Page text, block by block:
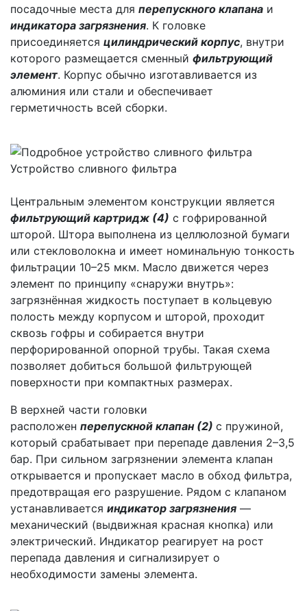
посадочные места для перепускного клапана и
индикатора загрязнения. К головке
присоединяется цилиндрический корпус, внутри
которого размещается сменный фильтрующий
элемент. Корпус обычно изготавливается из
алюминия или стали и обеспечивает
герметичность всей сборки.
Устройство сливного фильтра
Центральным элементом конструкции является
фильтрующий картридж (4) с гофрированной
шторой. Штора выполнена из целлюлозной бумаги
или стекловолокна и имеет номинальную тонкость
фильтрации 10–25 мкм. Масло движется через
элемент по принципу «снаружи внутрь»:
загрязнённая жидкость поступает в кольцевую
полость между корпусом и шторой, проходит
сквозь гофры и собирается внутри
перфорированной опорной трубы. Такая схема
позволяет добиться большой фильтрующей
поверхности при компактных размерах.
В верхней части головки
расположен перепускной клапан (2) с пружиной,
который срабатывает при перепаде давления 2–3,5
бар. При сильном загрязнении элемента клапан
открывается и пропускает масло в обход фильтра,
предотвращая его разрушение. Рядом с клапаном
устанавливается индикатор загрязнения —
механический (выдвижная красная кнопка) или
электрический. Индикатор реагирует на рост
перепада давления и сигнализирует о
необходимости замены элемента.